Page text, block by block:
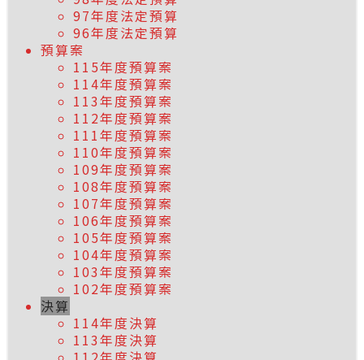
97年度法定預算
96年度法定預算
預算案
115年度預算案
114年度預算案
113年度預算案
112年度預算案
111年度預算案
110年度預算案
109年度預算案
108年度預算案
107年度預算案
106年度預算案
105年度預算案
104年度預算案
103年度預算案
102年度預算案
決算
114年度決算
113年度決算